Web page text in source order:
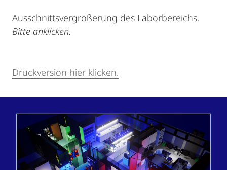
Ausschnittsvergrößerung des Laborbereichs.
Bitte anklicken.
Druckversion hier klicken.